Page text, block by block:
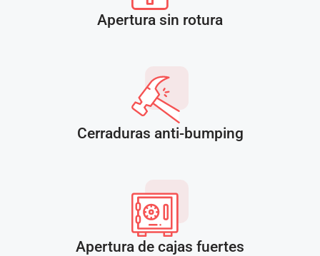
Apertura sin rotura
Cerraduras anti-bumping
Apertura de cajas fuertes